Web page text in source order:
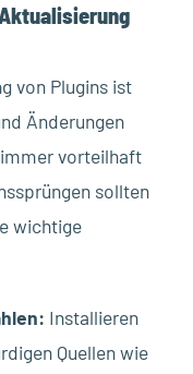
von Plugins ist
Änderungen
vorteilhaft
sollten
wichtige
Installieren
Quellen wie